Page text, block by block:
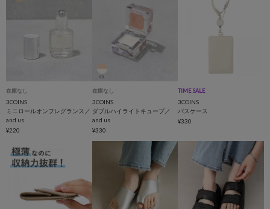
在庫なし
3COINS
ミニロールオンフレグランス／
and us
¥220
在庫なし
3COINS
ダブルハイライトキューブ／
and us
¥330
TIME SALE
3COINS
パスケース
¥330